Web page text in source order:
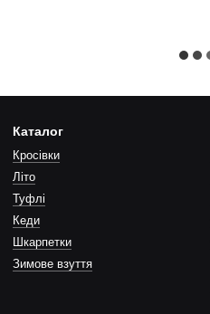
Каталог
Кросівки
Літо
Туфлi
Кеди
Шкарпетки
Зимове взуття